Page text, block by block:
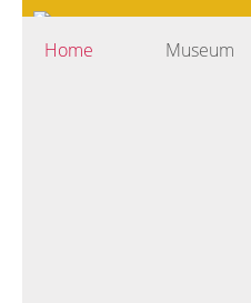
Skip
Home Museum